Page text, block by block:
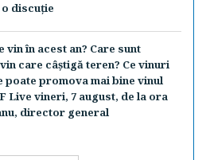
o discuţie
vin în acest an? Care sunt
care câştigă teren? Ce vinuri
poate promova mai bine vinul
Live vineri, 7 august, de la ora
director general